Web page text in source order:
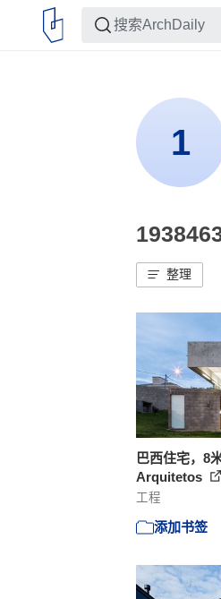
整理
巴西住宅，8
Arquitetos
工程
添加书签